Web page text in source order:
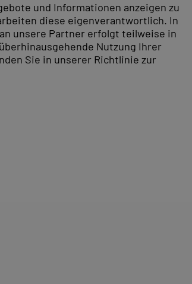
und Informationen anzeigen zu
diese eigenverantwortlich. In
unsere Partner erfolgt teilweise in
Nutzung Ihrer
Sie in unserer Richtlinie zur